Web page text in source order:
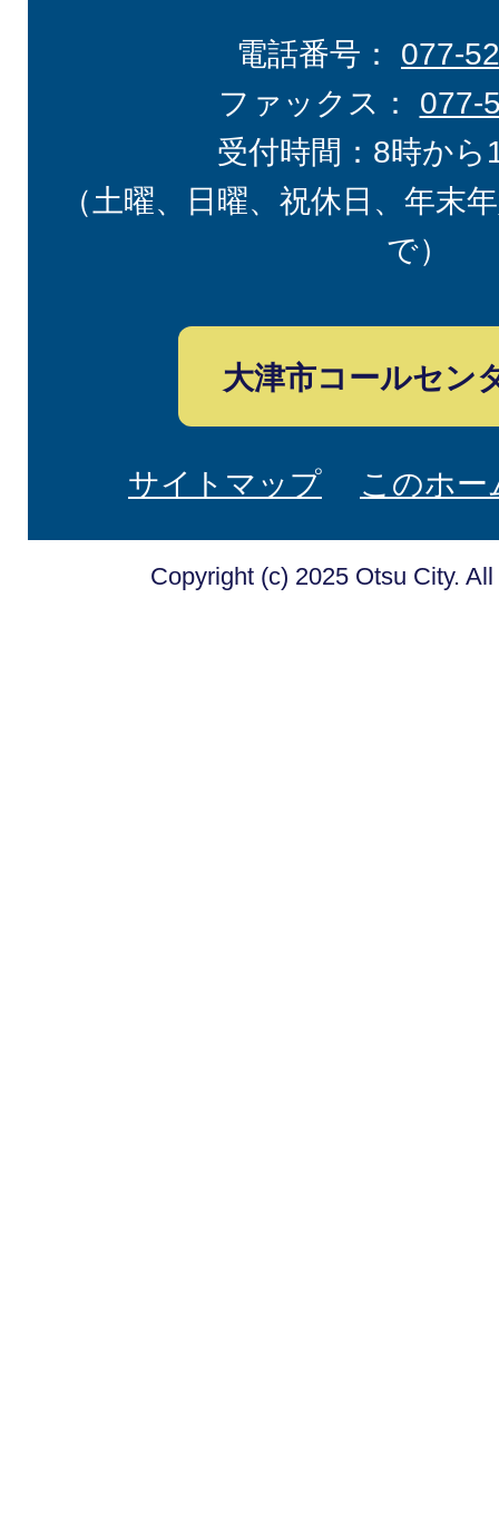
電話番号： 077-
ファックス： 077-
受付時間：8時から
（土曜、日曜、祝休日、年末
で）
大津市コールセン
サイトマップ このホ
Copyright (c) 2025 Otsu City.